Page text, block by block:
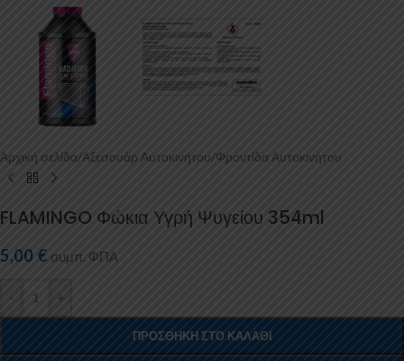
Αρχική σελίδα/Αξεσουάρ Αυτοκινήτου/Φροντίδα Αυτοκινήτου
FLAMINGO Φώκια Υγρή Ψυγείου 354ml
5,00 € συμπ. ΦΠΑ
- +
ΠΡΟΣΘΉΚΗ ΣΤΟ ΚΑΛΆΘΙ